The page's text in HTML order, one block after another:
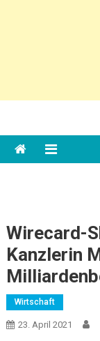
Wirecard-
Kanzlerin
Wirtschaft
23. April 2021